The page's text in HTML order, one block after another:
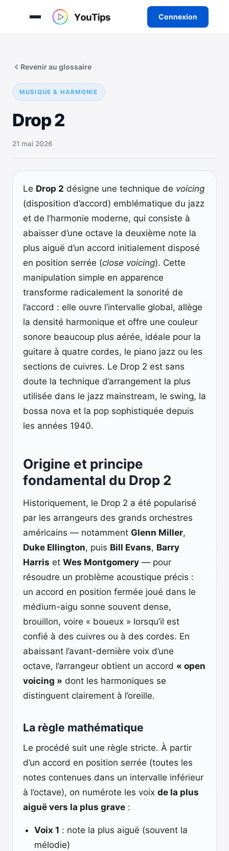
Connexion
contenu
MUSIQUE & HARMONIE
Drop 2
Revenir au glossaire
21 mai 2026
Le Drop 2 désigne une technique de voicing
(disposition d’accord) emblématique du jazz
et de l’harmonie moderne, qui consiste à
abaisser d’une octave la deuxième note la
plus aiguë d’un accord initialement disposé
en position serrée (close voicing). Cette
manipulation simple en apparence
transforme radicalement la sonorité de
l’accord : elle ouvre l’intervalle global, allège
la densité harmonique et offre une couleur
sonore beaucoup plus aérée, idéale pour la
guitare à quatre cordes, le piano jazz ou les
sections de cuivres. Le Drop 2 est sans
doute la technique d’arrangement la plus
utilisée dans le jazz mainstream, le swing, la
bossa nova et la pop sophistiquée depuis
les années 1940.
Origine et principe
fondamental du Drop 2
Historiquement, le Drop 2 a été popularisé
par les arrangeurs des grands orchestres
américains — notamment Glenn Miller,
Duke Ellington, puis Bill Evans, Barry
Harris et Wes Montgomery — pour
résoudre un problème acoustique précis :
un accord en position fermée joué dans le
médium-aigu sonne souvent dense,
brouillon, voire « boueux » lorsqu’il est
confié à des cuivres ou à des cordes. En
abaissant l’avant-dernière voix d’une
octave, l’arrangeur obtient un accord « open
voicing » dont les harmoniques se
distinguent clairement à l’oreille.
La règle mathématique
Le procédé suit une règle stricte. À partir
d’un accord en position serrée (toutes les
notes contenues dans un intervalle inférieur
à l’octave), on numérote les voix de la plus
aiguë vers la plus grave :
Voix 1 : note la plus aiguë (souvent la
mélodie)